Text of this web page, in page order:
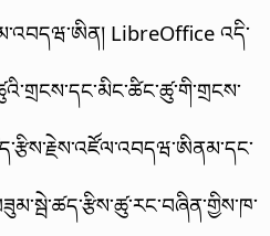
LibreOffice འདི་